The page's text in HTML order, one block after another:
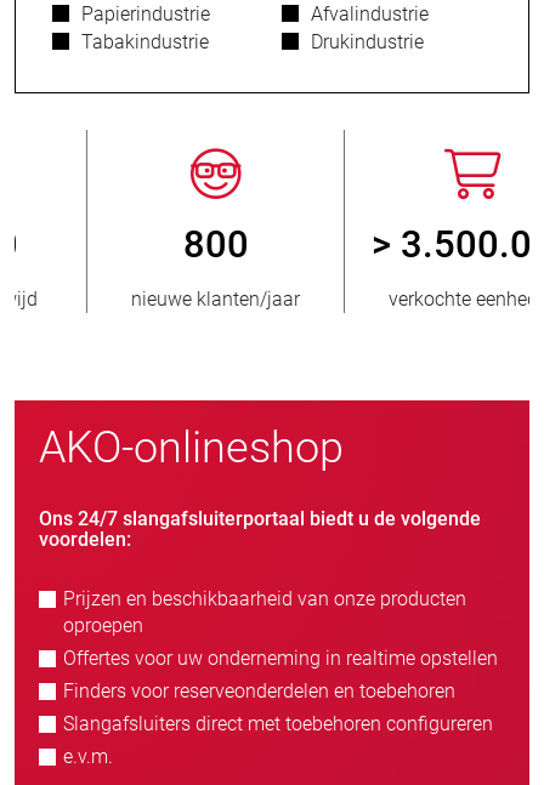
Papierindustrie
Tabakindustrie
Afvalindustrie
Drukindustrie
nieuwe klanten/jaar
> 3.500.000
verkochte eenheden
AKO-onlineshop
Ons 24/7 slangafsluiterportaal biedt u de volgende
voordelen:
Prijzen en beschikbaarheid van onze producten
oproepen
Offertes voor uw onderneming in realtime opstellen
Finders voor reserveonderdelen en toebehoren
Slangafsluiters direct met toebehoren configureren
e.v.m.